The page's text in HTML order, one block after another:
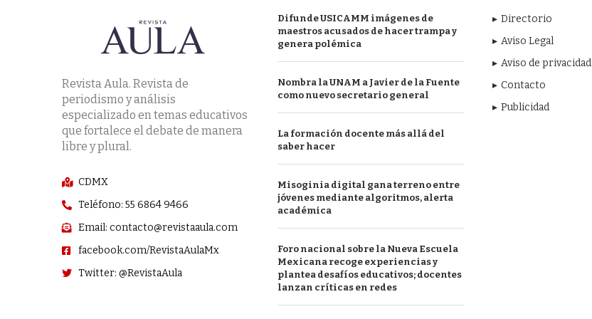
Revista Aula. Revista de
periodismo y análisis
especializado en temas educativos
que fortalece el debate de manera
libre y plural.
CDMX
Teléfono: 55 6864 9466
Email: contacto@revistaaula.com
facebook.com/RevistaAulaMx
Twitter: @RevistaAula
Difunde USICAMM imágenes de
maestros acusados de hacer trampa y
genera polémica
Nombra la UNAM a Javier de la Fuente
como nuevo secretario general
La formación docente más allá del
saber hacer
Misoginia digital gana terreno entre
jóvenes mediante algoritmos, alerta
académica
Foro nacional sobre la Nueva Escuela
Mexicana recoge experiencias y
plantea desafíos educativos; docentes
lanzan críticas en redes
Directorio
Aviso Legal
Aviso de privacidad
Contacto
Publicidad